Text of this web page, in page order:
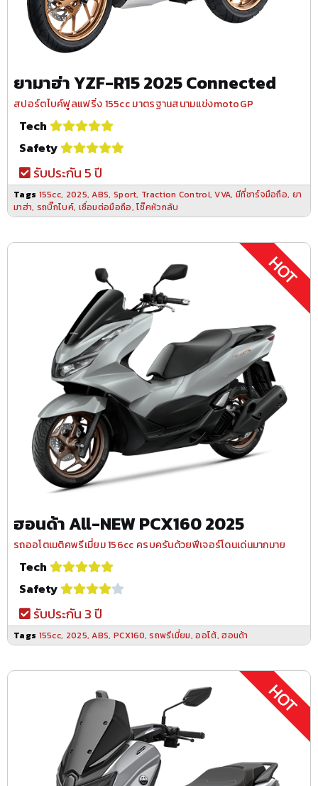
ยามาฮ่า YZF-R15 2025 Connected
สปอร์ตไบค์ฟูลแฟริ่ง 155cc มาตรฐานสนามแข่งmotoGP
Tech
Safety
รับประกัน 5 ปี
Tags 155cc, 2025,ABS, Sport, Traction Control,VVA, มีที่ชาร์จมือถือ, ยา
มาฮ่า, รถบิ๊กไบค์, เชื่อมต่อมือถือ,โช๊คหัวกลับ
ฮอนด้า All-NEW PCX160 2025
รถออโตเมติคพรีเมี่ยม 156cc ครบครันด้วยฟีเจอร์โดนเด่นมากมาย
Tech
Safety
รับประกัน 3 ปี
Tags 155cc, 2025,ABS, PCX160,รถพรีเมี่ยม,ออโต้,ฮอนด้า